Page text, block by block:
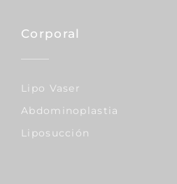
Corporal
Lipo Vaser
Abdominoplastia
Liposucción